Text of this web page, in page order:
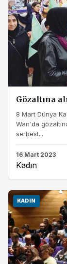
Gözaltına
8 Mart Dünya
Wan'da
serbest...
16 Mart 2023
Kadın
KADIN